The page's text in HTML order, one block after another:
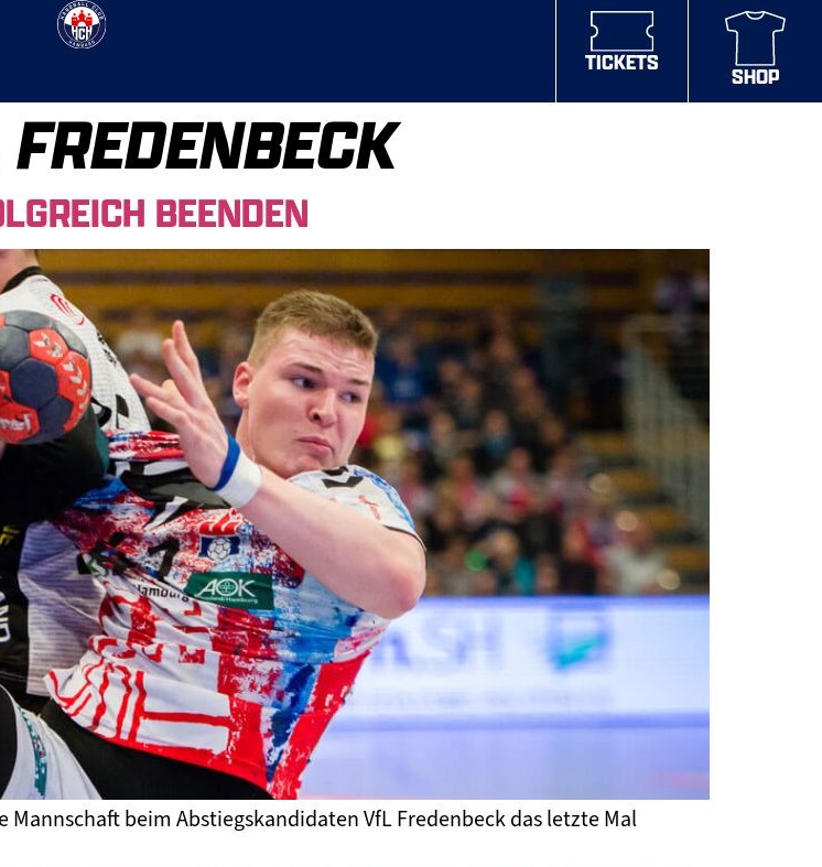
TICKETS
SHOP
BEENDEN
beim Abstiegskandidaten VfL Fredenbeck das letzte Mal